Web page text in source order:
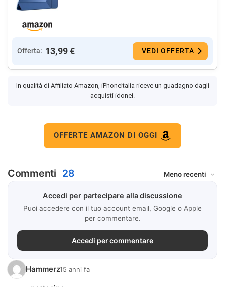
Offerta: 13,99 € VEDI OFFERTA
In qualità di Affiliato Amazon, iPhoneItalia riceve un guadagno dagli
acquisti idonei.
OFFERTE AMAZON DI OGGI
Commenti 28
Accedi per partecipare alla discussione
Puoi accedere con il tuo account email, Google o Apple
per commentare.
Accedi per commentare
Hammerz15 anni fa